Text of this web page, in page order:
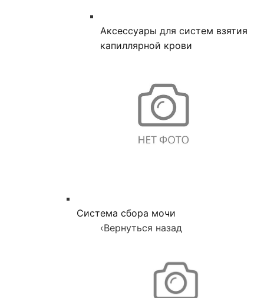
Аксессуары для систем взятия
капиллярной крови
Система сбора мочи
‹Вернуться назад